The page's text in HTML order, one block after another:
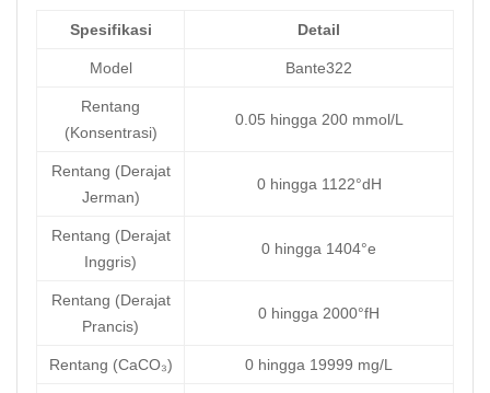
Spesifikasi Detail
Model Bante322
Rentang
(Konsentrasi)
0.05 hingga 200 mmol/L
Rentang (Derajat
Jerman)
0 hingga 1122°dH
Rentang (Derajat
Inggris)
0 hingga 1404°e
Rentang (Derajat
Prancis)
0 hingga 2000°fH
Rentang (CaCO₃) 0 hingga 19999 mg/L